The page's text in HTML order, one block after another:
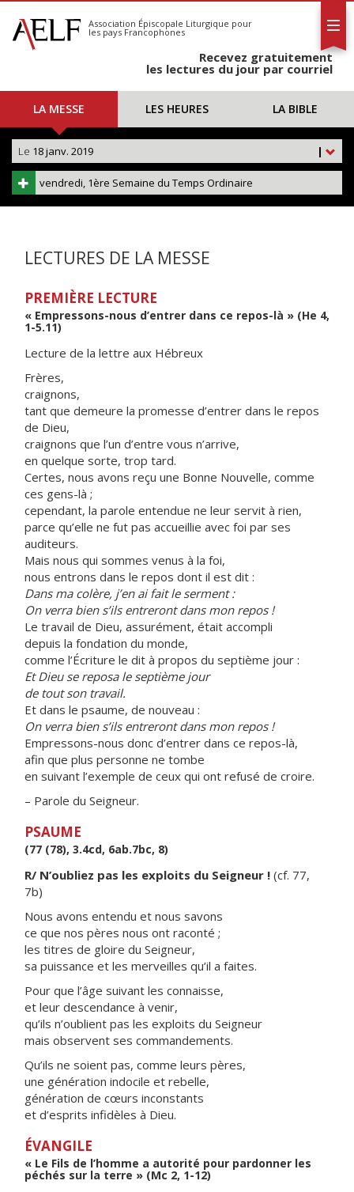
S'abonner
Calendrier
Association Épiscopale Liturgique pour
les pays Francophones
Recevez gratuitement
les lectures du jour par courriel
LA MESSE LES HEURES LA BIBLE
|
Le 18 janv. 2019
vendredi, 1ère Semaine du Temps Ordinaire
LECTURES DE LA MESSE
PREMIÈRE LECTURE
« Empressons-nous d’entrer dans ce repos-là » (He 4,
1-5.11)
Lecture de la lettre aux Hébreux
Frères,
craignons,
tant que demeure la promesse d’entrer dans le repos
de Dieu,
craignons que l’un d’entre vous n’arrive,
en quelque sorte, trop tard.
Certes, nous avons reçu une Bonne Nouvelle, comme
ces gens-là ;
cependant, la parole entendue ne leur servit à rien,
parce qu’elle ne fut pas accueillie avec foi par ses
auditeurs.
Mais nous qui sommes venus à la foi,
nous entrons dans le repos dont il est dit :
Dans ma colère, j’en ai fait le serment :
On verra bien s’ils entreront dans mon repos !
Le travail de Dieu, assurément, était accompli
depuis la fondation du monde,
comme l’Écriture le dit à propos du septième jour :
Et Dieu se reposa le septième jour
de tout son travail.
Et dans le psaume, de nouveau :
On verra bien s’ils entreront dans mon repos !
Empressons-nous donc d’entrer dans ce repos-là,
afin que plus personne ne tombe
en suivant l’exemple de ceux qui ont refusé de croire.
– Parole du Seigneur.
PSAUME
(77 (78), 3.4cd, 6ab.7bc, 8)
R/ N’oubliez pas les exploits du Seigneur ! (cf. 77,
7b)
Nous avons entendu et nous savons
ce que nos pères nous ont raconté ;
les titres de gloire du Seigneur,
sa puissance et les merveilles qu’il a faites.
Pour que l’âge suivant les connaisse,
et leur descendance à venir,
qu’ils n’oublient pas les exploits du Seigneur
mais observent ses commandements.
Qu’ils ne soient pas, comme leurs pères,
une génération indocile et rebelle,
génération de cœurs inconstants
et d’esprits infidèles à Dieu.
ÉVANGILE
« Le Fils de l’homme a autorité pour pardonner les
péchés sur la terre » (Mc 2, 1-12)